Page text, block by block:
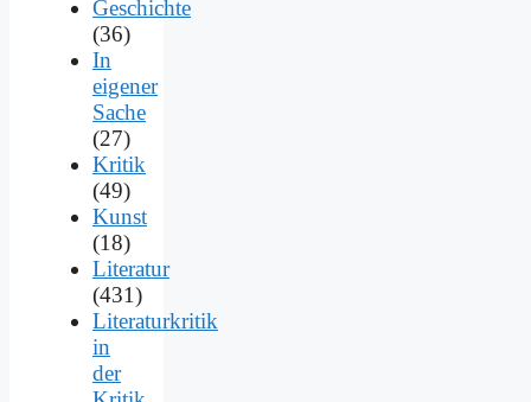
Geschichte
(36)
In
eigener
Sache
(27)
Kritik
(49)
Kunst
(18)
Literatur
(431)
Literaturkritik
in
der